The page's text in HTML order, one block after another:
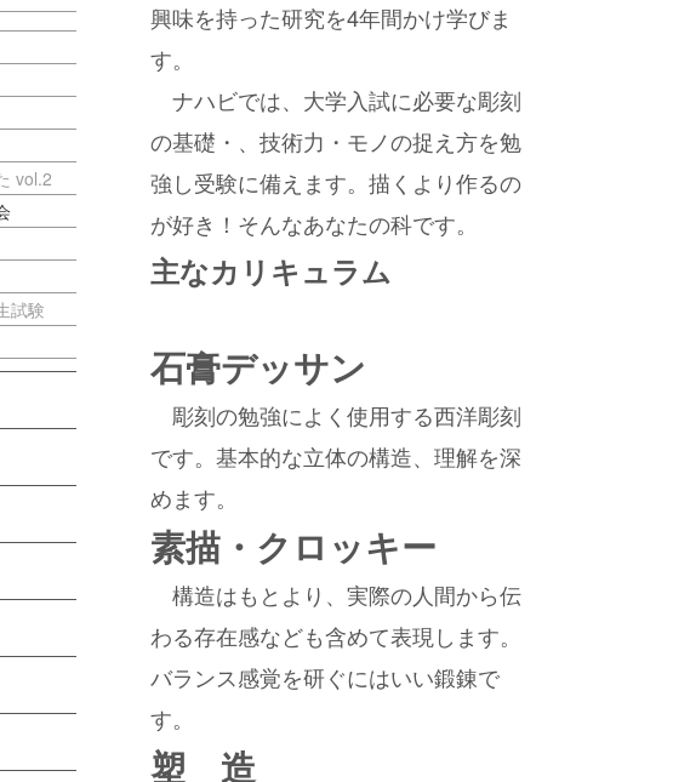
興味を持った研究を4年間かけ学びま
す。
ナハビでは、大学入試に必要な彫刻
の基礎・、技術力・モノの捉え方を勉
強し受験に備えます。描くより作るの
が好き！そんなあなたの科です。
主なカリキュラム
石膏デッサン
彫刻の勉強によく使用する西洋彫刻
です。基本的な立体の構造、理解を深
めます。
素描・クロッキー
構造はもとより、実際の人間から伝
わる存在感なども含めて表現します。
バランス感覚を研ぐにはいい鍛錬で
す。
塑 造
vol.2
試験